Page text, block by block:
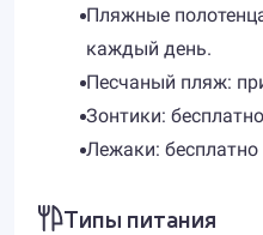
Пляжные
каждый день.
Песчаный пляж:
Зонтики: бесплатно
Лежаки: бесплатно
Типы питания